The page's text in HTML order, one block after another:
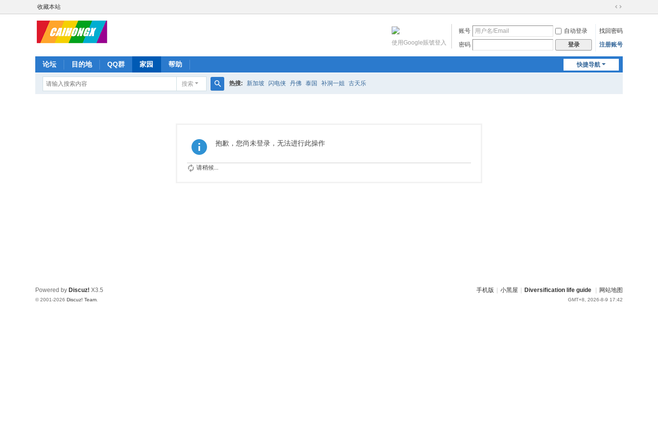
收藏本站
切
到
宽
账号 自动登录
找回密码
密码
登录 注册账号
使用Google賬號登入
快捷导航
论坛 目的地 QQ群 家园 帮助
搜索 热搜: 新加坡 闪电侠 丹佛 泰国 补洞一姐 古天乐
抱歉，您尚未登录，无法进行此操作
请稍候...
手机版 小黑屋 Diversification life guide 网站地图
GMT+8, 2026-8-9 17:42
Powered by Discuz! X3.5
© 2001-2026 Discuz! Team